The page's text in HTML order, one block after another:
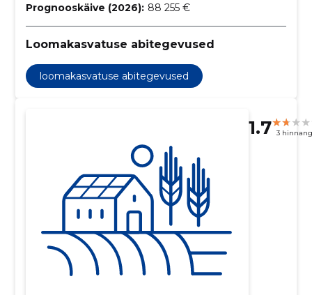
Prognooskäive (2026): 88 255 €
Loomakasvatuse abitegevused
loomakasvatuse abitegevused
1.7 3